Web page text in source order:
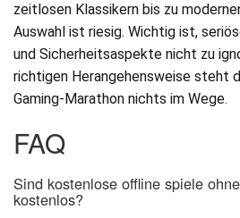
zeitlosen Klassikern bis zu
Auswahl ist riesig. Wichtig ist,
und Sicherheitsaspekte nicht zu
richtigen Herangehensweise steht
Gaming-Marathon nichts im Wege.
FAQ
Sind kostenlose offline spiele
kostenlos?